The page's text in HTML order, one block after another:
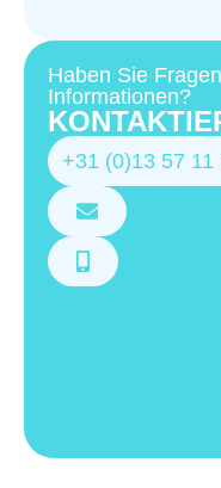
Haben Sie
Informationen?
+31 (0)13 57 11